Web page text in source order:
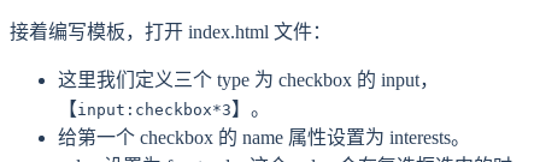
接着编写模板，打开 index.html 文件：
这里我们定义三个 type 为 checkbox 的 input，
【input:checkbox*3】。
给第一个 checkbox 的 name 属性设置为 interests。